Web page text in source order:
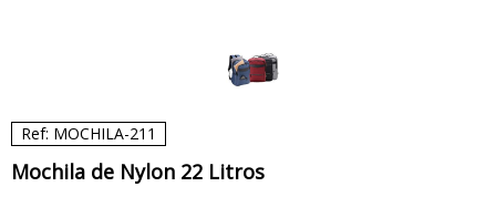
Ref: MOCHILA-211
Mochila de Nylon 22 Litros